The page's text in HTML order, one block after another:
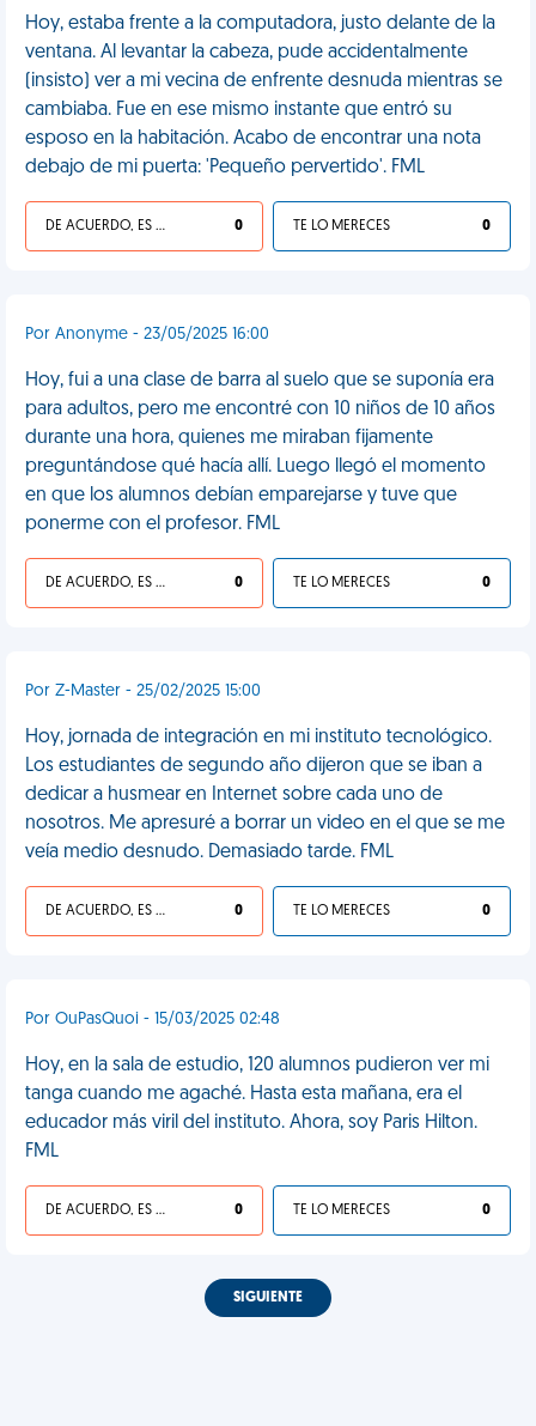
Hoy, estaba frente a la computadora, justo delante de la
ventana. Al levantar la cabeza, pude accidentalmente
(insisto) ver a mi vecina de enfrente desnuda mientras se
cambiaba. Fue en ese mismo instante que entró su
esposo en la habitación. Acabo de encontrar una nota
debajo de mi puerta: 'Pequeño pervertido'. FML
DE ACUERDO, ES UNA VIDA HP 0 TE LO MERECES 0
Por Anonyme - 23/05/2025 16:00
Hoy, fui a una clase de barra al suelo que se suponía era
para adultos, pero me encontré con 10 niños de 10 años
durante una hora, quienes me miraban fijamente
preguntándose qué hacía allí. Luego llegó el momento
en que los alumnos debían emparejarse y tuve que
ponerme con el profesor. FML
DE ACUERDO, ES UNA VIDA HP 0 TE LO MERECES 0
Por Z-Master - 25/02/2025 15:00
Hoy, jornada de integración en mi instituto tecnológico.
Los estudiantes de segundo año dijeron que se iban a
dedicar a husmear en Internet sobre cada uno de
nosotros. Me apresuré a borrar un video en el que se me
veía medio desnudo. Demasiado tarde. FML
DE ACUERDO, ES UNA VIDA HP 0 TE LO MERECES 0
Por OuPasQuoi - 15/03/2025 02:48
Hoy, en la sala de estudio, 120 alumnos pudieron ver mi
tanga cuando me agaché. Hasta esta mañana, era el
educador más viril del instituto. Ahora, soy Paris Hilton.
FML
DE ACUERDO, ES UNA VIDA HP 0 TE LO MERECES 0
SIGUIENTE